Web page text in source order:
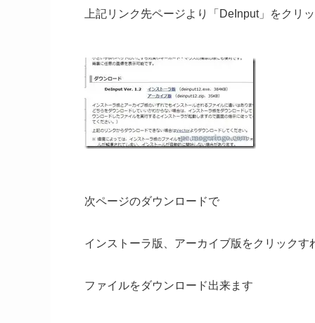
上記リンク先ページより「DeInput」をクリ
次ページのダウンロードで
インストーラ版、アーカイブ版をクリックす
ファイルをダウンロード出来ます